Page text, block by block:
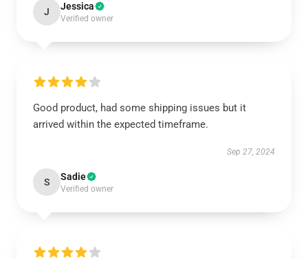
J Jessica
Verified owner
Good product, had some shipping issues but it
arrived within the expected timeframe.
Sep 27, 2024
S Sadie
Verified owner